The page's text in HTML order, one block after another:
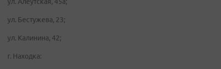
ул. Бестужева, 23;
ул. Калинина, 42;
г. Находка: